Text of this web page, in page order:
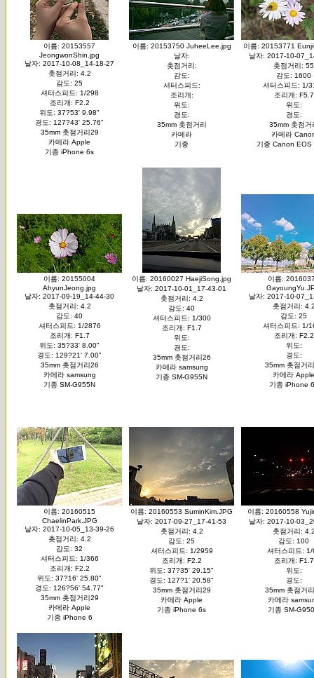
이름: 20153557
JeongwonShin.jpg
날자: 2017-10-08_14-18-27
촛점거리: 4.2
감도: 25
셔터스피드: 1/298
조리개: F2.2
위도: 37?53' 9.98"
경도: 127?43' 25.76"
35mm 촛점거리29
카메라 Apple
기종 iPhone 6s
이름: 20153750 JuheeLee.jpg
날자:
촛점거리:
감도:
셔터스피드:
조리개:
위도:
경도:
35mm 촛점거리
카메라
기종
이름: 20153771
날자: 2017-10-
촛점거리: 55
감도: 1600
셔터스피드: 1/
조리개: F5.7
위도:
경도:
35mm 촛점거
카메라
기종 Canon EOS
이름: 20155004
AhyunJeong.jpg
날자: 2017-09-19_14-44-30
촛점거리: 4.2
감도: 40
셔터스피드: 1/2876
조리개: F1.7
위도: 35?33' 8.00"
경도: 129?21' 7.00"
35mm 촛점거리26
카메라 samsung
기종 SM-G955N
이름: 20160027 HaejiSong.jpg
날자: 2017-10-01_17-43-01
촛점거리: 4.2
감도: 40
셔터스피드: 1/300
조리개: F1.7
위도:
경도:
35mm 촛점거리26
카메라 samsung
기종 SM-G955N
이름:
날자: 2017-10-
촛점거리:
감도: 25
셔터스피드: 1/
조리개: F2.2
위도:
경도:
35mm 촛점거
카메라 Apple
기종 iPhone
이름: 20160515
ChaelinPark.JPG
날자: 2017-10-05_13-39-26
촛점거리: 4.2
감도: 32
셔터스피드: 1/366
조리개: F2.2
위도: 37?16' 25.80"
경도: 126?56' 54.77"
35mm 촛점거리29
카메라 Apple
기종 iPhone 6
이름: 20160553 SuminKim.JPG
날자: 2017-09-27_17-41-53
촛점거리: 4.2
감도: 25
셔터스피드: 1/2959
조리개: F2.2
위도: 37?35' 29.15"
경도: 127?1' 20.58"
35mm 촛점거리29
카메라 Apple
기종 iPhone 6s
이름: 20160558
날자: 2017-10-
촛점거리:
감도: 100
셔터스피드: 1/
조리개: F1.7
위도:
경도:
35mm 촛점거
카메라
기종 SM-